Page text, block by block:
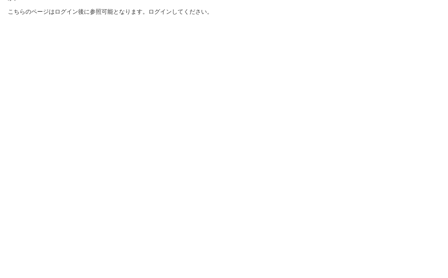
こちらのページはログイン後に参照可能となります。ログインしてください。